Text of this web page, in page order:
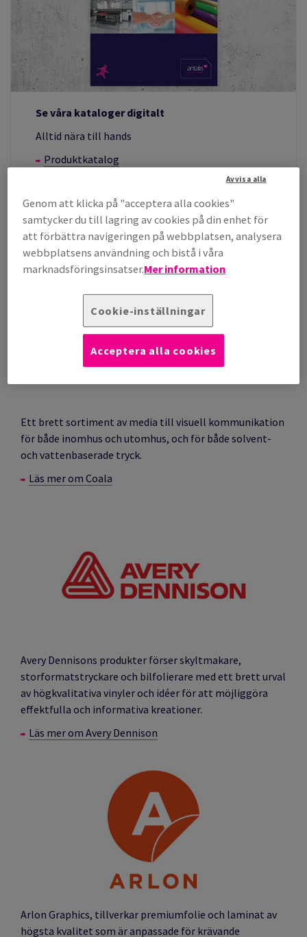
Se våra kataloger digitalt
Alltid nära till hands
Produktkatalog
Våra varumärken inom media
Ett brett sortiment av media till visuell kommunikation
för både inomhus och utomhus, och för både solvent-
och vattenbaserade tryck.
Läs mer om Coala
Avery Dennisons produkter förser skyltmakare,
storformatstryckare och bilfolierare med ett brett urval
av högkvalitativa vinyler och idéer för att möjliggöra
effektfulla och informativa kreationer.
Läs mer om Avery Dennison
Arlon Graphics, tillverkar premiumfolie och laminat av
högsta kvalitet som är anpassade för krävande
Genom att klicka på "acceptera alla cookies"
samtycker du till lagring av cookies på din enhet för
att förbättra navigeringen på webbplatsen, analysera
webbplatsens användning och bistå i våra
marknadsföringsinsatser.Mer information
Cookie-inställningar
Avvisa alla
Acceptera alla cookies